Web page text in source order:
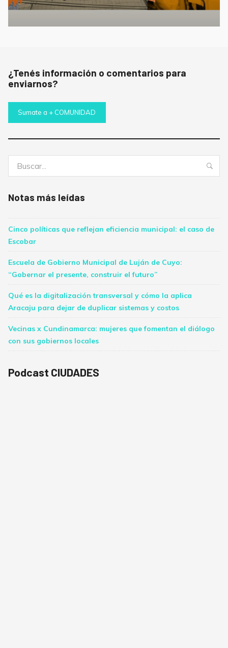
¿Tenés información o comentarios para
enviarnos?
Sumate a + COMUNIDAD
Notas más leídas
Cinco políticas que reflejan eficiencia municipal: el caso de
Escobar
Escuela de Gobierno Municipal de Luján de Cuyo:
“Gobernar el presente, construir el futuro”
Qué es la digitalización transversal y cómo la aplica
Aracaju para dejar de duplicar sistemas y costos
Vecinas x Cundinamarca: mujeres que fomentan el diálogo
con sus gobiernos locales
Podcast CIUDADES